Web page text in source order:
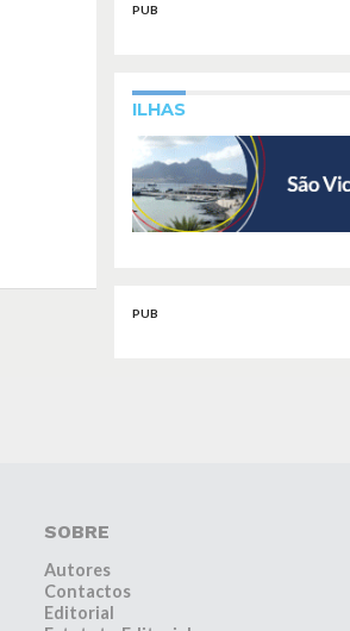
PUB
ILHAS
PUB
SOBRE
Autores
Contactos
Editorial